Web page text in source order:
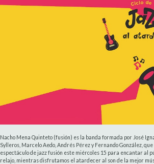
Nacho Mena Quinteto (fusión) es la banda formada por José
Sylleros, Marcelo Aedo, Andrés Pérez y Fernando González,
espectáculo de jazz fusión este miércoles 15 para encantar al
relajo, mientras disfrutamos el atardecer al son de la mejor